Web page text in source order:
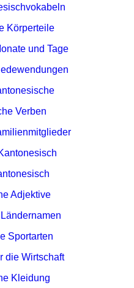
Körperteile
und Tage
Verben
Adjektive
Sportarten
die Wirtschaft
Kleidung